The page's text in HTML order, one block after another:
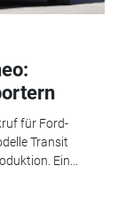
für Ford-
Transit
Ein...